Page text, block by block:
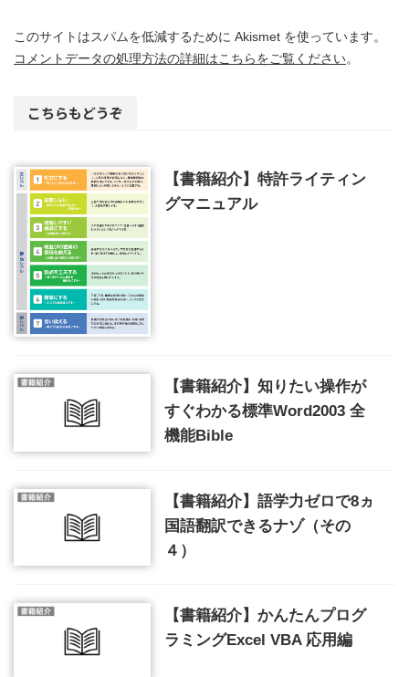
このサイトはスパムを低減するために Akismet を使っています。
コメントデータの処理方法の詳細はこちらをご覧ください。
こちらもどうぞ
【書籍紹介】特許ライティン
グマニュアル
【書籍紹介】知りたい操作が
すぐわかる標準Word2003 全
機能Bible
【書籍紹介】語学力ゼロで8ヵ
国語翻訳できるナゾ（その
４）
【書籍紹介】かんたんプログ
ラミングExcel VBA 応用編